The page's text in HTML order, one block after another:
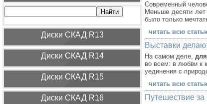
Диcки СКАД R13
Диcки СКАД R14
Диcки СКАД R15
Диcки СКАД R16
Современный
Меньше десяти
было только
читать всю
Выставки
На самом деле,
во всем: в любви к
уединения с
читать всю
Путешествие за